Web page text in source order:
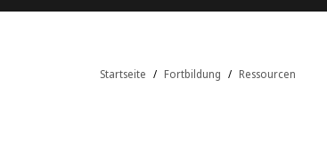
Startseite Fortbildung Ressourcen